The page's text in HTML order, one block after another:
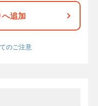
追加
のご注意